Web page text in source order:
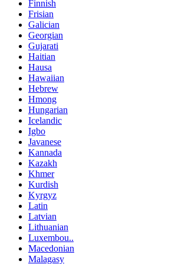
Finnish
Frisian
Galician
Georgian
Gujarati
Haitian
Hausa
Hawaiian
Hebrew
Hmong
Hungarian
Icelandic
Igbo
Javanese
Kannada
Kazakh
Khmer
Kurdish
Kyrgyz
Latin
Latvian
Lithuanian
Luxembou..
Macedonian
Malagasy